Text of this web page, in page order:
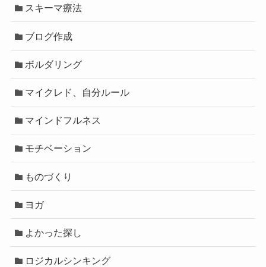
スキーマ療法
ブログ作成
ボルダリング
マイクレド、自分ルール
マインドフルネス
モチベーション
ものづくり
ヨガ
よかった探し
ロジカルシンキング